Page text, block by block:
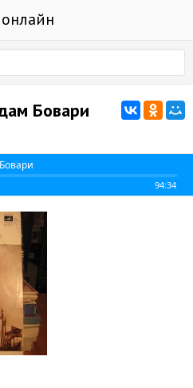
Бовари
94:34